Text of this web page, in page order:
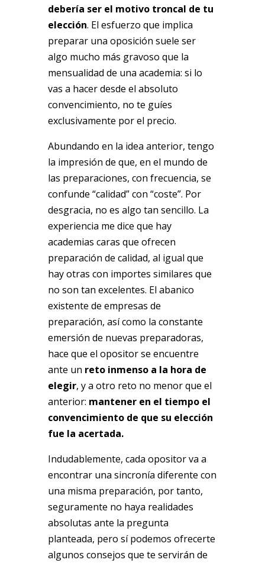
debería ser el motivo troncal de tu
elección. El esfuerzo que implica
preparar una oposición suele ser
algo mucho más gravoso que la
mensualidad de una academia: si lo
vas a hacer desde el absoluto
convencimiento, no te guíes
exclusivamente por el precio.
Abundando en la idea anterior, tengo
la impresión de que, en el mundo de
las preparaciones, con frecuencia, se
confunde “calidad” con “coste”. Por
desgracia, no es algo tan sencillo. La
experiencia me dice que hay
academias caras que ofrecen
preparación de calidad, al igual que
hay otras con importes similares que
no son tan excelentes. El abanico
existente de empresas de
preparación, así como la constante
emersión de nuevas preparadoras,
hace que el opositor se encuentre
ante un reto inmenso a la hora de
elegir, y a otro reto no menor que el
anterior: mantener en el tiempo el
convencimiento de que su elección
fue la acertada.
Indudablemente, cada opositor va a
encontrar una sincronía diferente con
una misma preparación, por tanto,
seguramente no haya realidades
absolutas ante la pregunta
planteada, pero sí podemos ofrecerte
algunos consejos que te servirán de